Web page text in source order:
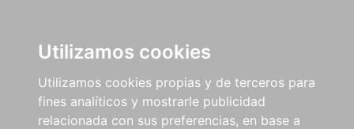
Utilizamos cookies
Utilizamos cookies propias y de terceros para
fines analíticos y mostrarle publicidad
relacionada con sus preferencias, en base a